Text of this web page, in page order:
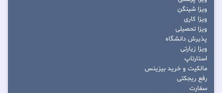
ویزا شینگن
ویزا کاری
ویزا تحصیلی
پذیرش دانشگاه
ویزا زیارتی
استارتاپ
مالکیت و خرید بیزینس
رفع ریجکتی
سفارت